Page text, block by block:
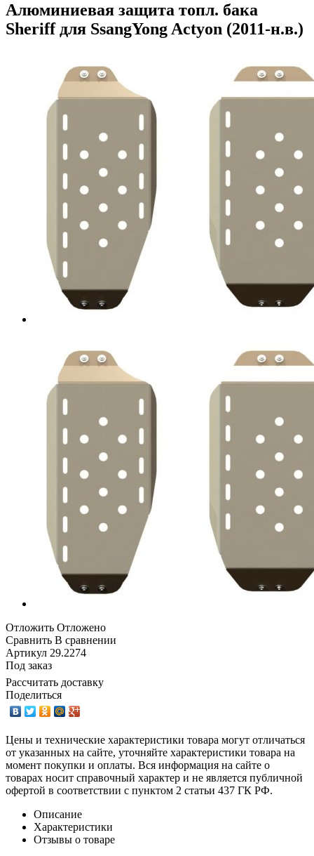
Алюминиевая защита топл. бака
Sheriff для SsangYong Actyon (2011-н.в.)
Отложить Отложено
Сравнить В сравнении
Артикул 29.2274
Под заказ
Рассчитать доставку
Поделиться
Цены и технические характеристики товара могут отличаться
от указанных на сайте, уточняйте характеристики товара на
момент покупки и оплаты. Вся информация на сайте о
товарах носит справочный характер и не является публичной
офертой в соответствии с пунктом 2 статьи 437 ГК РФ.
Описание
Характеристики
Отзывы о товаре